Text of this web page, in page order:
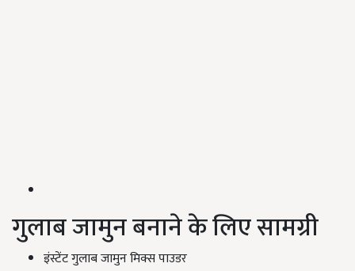
गुलाब जामुन बनाने के लिए सामग्री
इंस्टेंट गुलाब जामुन मिक्स पाउडर